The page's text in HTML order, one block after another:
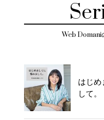
Web Domani
はじめ
して。